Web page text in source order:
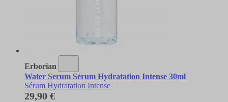
Erborian
Water Serum Sérum Hydratation Intense 30ml
Sérum Hydratation Intense
29,90 €